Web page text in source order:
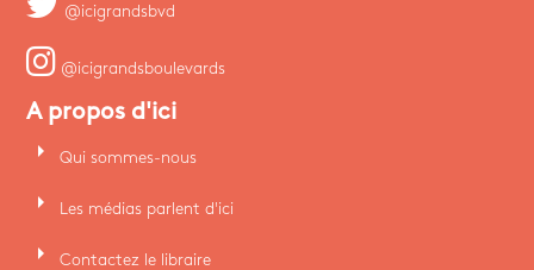
@icigrandsbvd
@icigrandsboulevards
A propos d'ici
arrow_right Qui sommes-nous
arrow_right Les médias parlent d'ici
arrow_right Contactez le libraire